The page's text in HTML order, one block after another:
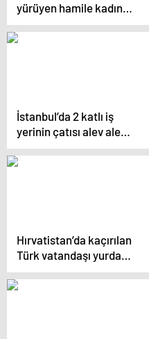
yürüyen hamile kadına
taciz! O anlar
kamerada
İstanbul’da 2 katlı iş
yerinin çatısı alev alev
yandı
Hırvatistan’da kaçırılan
Türk vatandaşı yurda
döndü: Dışişleri
Bakanlığımız